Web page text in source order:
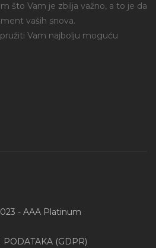
što Vam je zbilja važno, a to je da
vaših snova.
Vam najbolju moguću
- AAA Platinum
PODATAKA (GDPR)